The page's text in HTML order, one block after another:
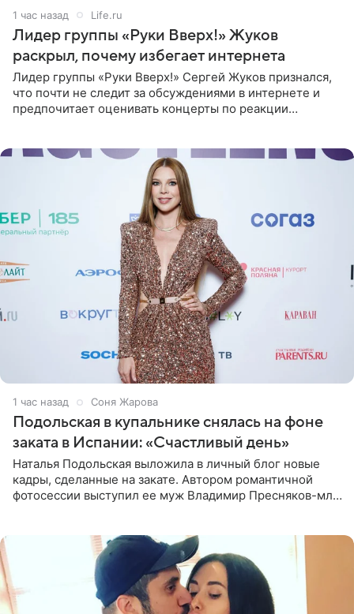
1 час назад Life.ru
Лидер группы «Руки Вверх!» Жуков
раскрыл, почему избегает интернета
Лидер группы «Руки Вверх!» Сергей Жуков признался,
что почти не следит за обсуждениями в интернете и
предпочитает оценивать концерты по реакции
1 час назад Соня Жарова
Подольская в купальнике снялась на фоне
заката в Испании: «Счастливый день»
Наталья Подольская выложила в личный блог новые
кадры, сделанные на закате. Автором романтичной
фотосессии выступил ее муж Владимир Пресняков-мл.